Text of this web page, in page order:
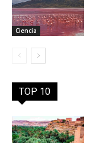
Ciencia
TOP 10